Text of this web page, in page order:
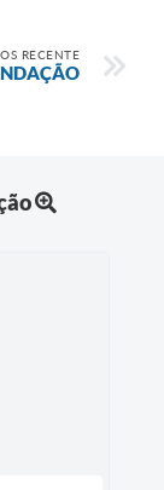
RECENTE